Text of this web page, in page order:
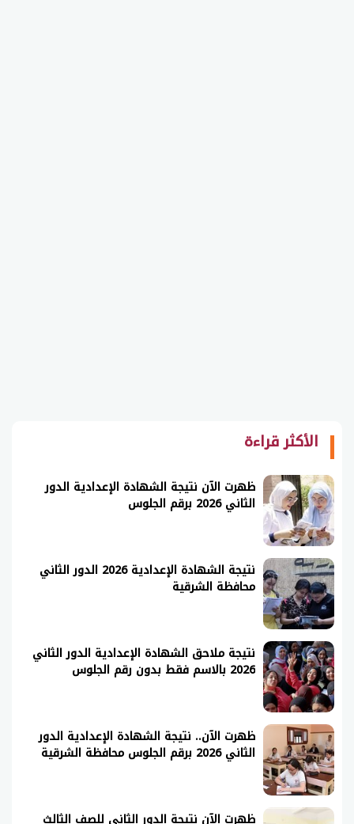
الأكثر قراءة
ظهرت الآن نتيجة الشهادة الإعدادية الدور
الثاني 2026 برقم الجلوس
نتيجة الشهادة الإعدادية 2026 الدور الثاني
محافظة الشرقية
نتيجة ملاحق الشهادة الإعدادية الدور الثاني
2026 بالاسم فقط بدون رقم الجلوس
ظهرت الآن.. نتيجة الشهادة الإعدادية الدور
الثاني 2026 برقم الجلوس محافظة الشرقية
ظهرت الآن نتيجة الدور الثاني للصف الثالث